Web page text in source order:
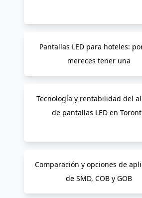
Pantallas LED para hoteles:
mereces tener una
Tecnología y rentabilidad del
de pantallas LED en
Comparación y opciones de
de SMD, COB y GOB